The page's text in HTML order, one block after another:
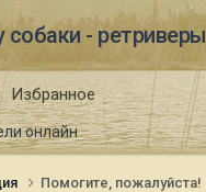
собаки - ретриверы
онлайн
Избранное
Помогите, пожалуйста!